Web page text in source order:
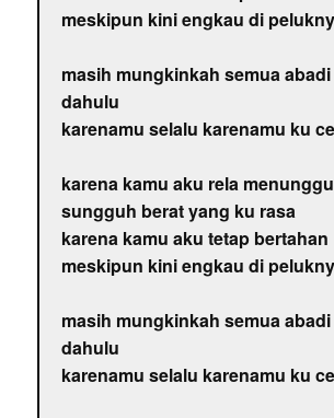
meskipun kini engkau di
masih mungkinkah semua
dahulu
karenamu selalu karenamu ku
karena kamu aku rela
sungguh berat yang ku rasa
karena kamu aku tetap bertahan
meskipun kini engkau di
masih mungkinkah semua
dahulu
karenamu selalu karenamu ku